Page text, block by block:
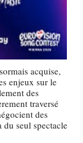
acquise,
enjeux sur le
des
traversé
des
du seul spectacle